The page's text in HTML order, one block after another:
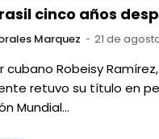
cinco años
Marquez 21 de
cubano Robeisy
retuvo su título en
Mundial…